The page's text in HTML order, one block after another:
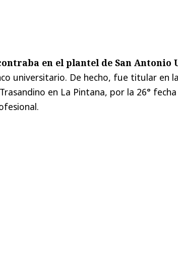
en el plantel de San Antonio
universitario. De hecho, fue titular en
en La Pintana, por la 26°